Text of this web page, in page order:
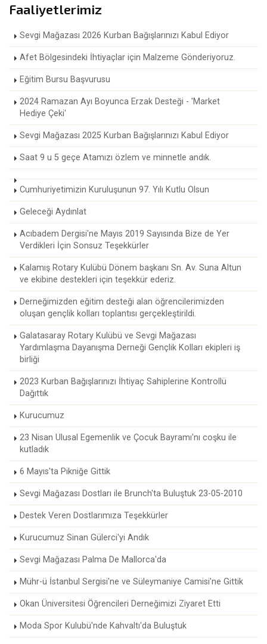
Faaliyetlerimiz
Sevgi Mağazası 2026 Kurban Bağışlarınızı Kabul Ediyor
Afet Bölgesindeki İhtiyaçlar için Malzeme Gönderiyoruz.
Eğitim Bursu Başvurusu
2024 Ramazan Ayı Boyunca Erzak Desteği - 'Market
Hediye Çeki'
Sevgi Mağazası 2025 Kurban Bağışlarınızı Kabul Ediyor
Saat 9 u 5 geçe Atamızı özlem ve minnetle andık.
Cumhuriyetimizin Kuruluşunun 97. Yılı Kutlu Olsun
Geleceği Aydınlat
Acıbadem Dergisi'ne Mayıs 2019 Sayısında Bize de Yer
Verdikleri İçin Sonsuz Teşekkürler
Kalamış Rotary Kulübü Dönem başkanı Sn. Av. Suna Altun
ve ekibine destekleri için teşekkür ederiz.
Derneğimizden eğitim desteği alan öğrencilerimizden
oluşan gençlik kolları toplantısı gerçekleştirildi.
Galatasaray Rotary Kulübü ve Sevgi Mağazası
Yardımlaşma Dayanışma Derneği Gençlik Kolları ekipleri iş
birliği
2023 Kurban Bağışlarınızı İhtiyaç Sahiplerine Kontrollü
Dağıttık
Kurucumuz
23 Nisan Ulusal Egemenlik ve Çocuk Bayramı'nı coşku ile
kutladık
6 Mayıs'ta Pikniğe Gittik
Sevgi Mağazası Dostları ile Brunch'ta Buluştuk 23-05-2010
Destek Veren Dostlarımıza Teşekkürler
Kurucumuz Sinan Gülerci'yi Andık
Sevgi Mağazası Palma De Mallorca'da
Mühr-ü İstanbul Sergisi'ne ve Süleymaniye Camisi'ne Gittik
Okan Üniversitesi Öğrencileri Derneğimizi Ziyaret Etti
Moda Spor Kulubü'nde Kahvaltı'da Buluştuk